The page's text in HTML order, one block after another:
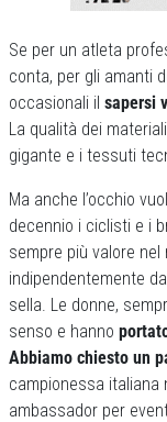
Se per un atleta
conta, per gli amanti
occasionali il sapersi
La qualità dei
gigante e i tessuti
Ma anche l’occhio
decennio i ciclisti e i
sempre più valore
indipendentemente
sella. Le donne,
senso e hanno
Abbiamo chiesto un
campionessa italiana
ambassador per